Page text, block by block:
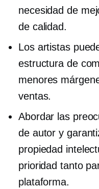
necesidad de
de calidad.
Los artistas
estructura de
menores
ventas.
Abordar las
de autor y
propiedad
prioridad tanto
plataforma.